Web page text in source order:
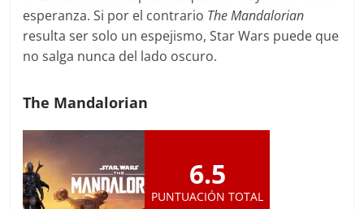
esperanza. Si por el contrario The Mandalorian
resulta ser solo un espejismo, Star Wars puede que
no salga nunca del lado oscuro.
The Mandalorian
6.5
PUNTUACIÓN TOTAL